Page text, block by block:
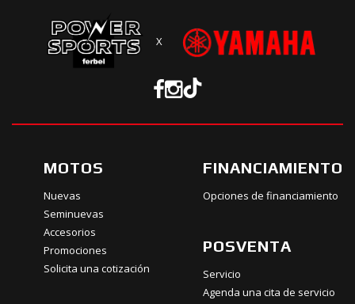
X
MOTOS
Nuevas
Seminuevas
Accesorios
Promociones
Solicita una cotización
FINANCIAMIENTO
Opciones de financiamiento
POSVENTA
Servicio
Agenda una cita de servicio